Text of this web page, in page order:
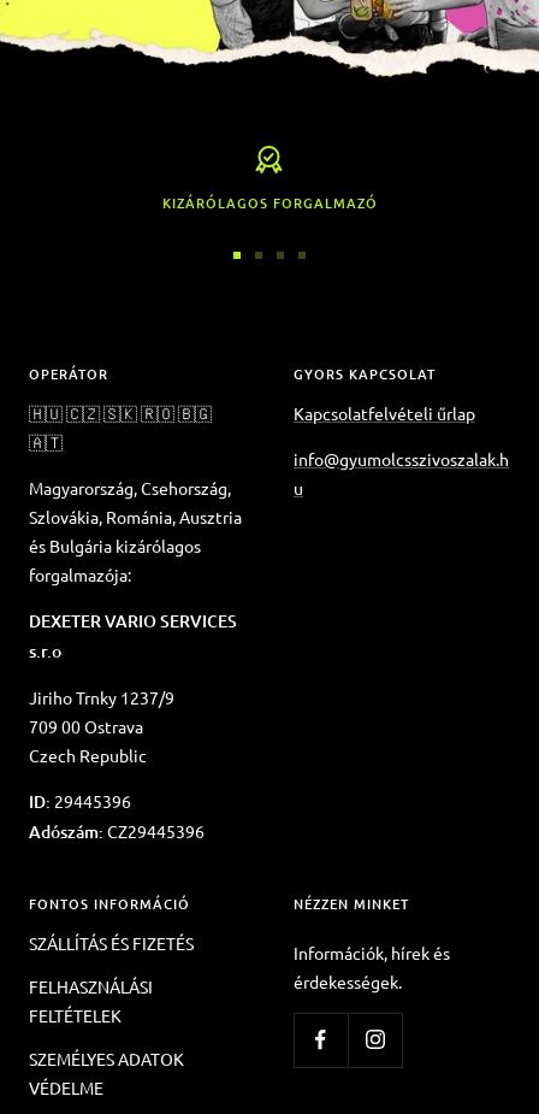
KIZÁRÓLAGOS FORGALMAZÓ
OPERÁTOR
🇭🇺 🇨🇿 🇸🇰 🇷🇴 🇧🇬
🇦🇹
Magyarország, Csehország,
Szlovákia, Románia, Ausztria
és Bulgária kizárólagos
forgalmazója:
DEXETER VARIO SERVICES
s.r.o
Jiriho Trnky 1237/9
709 00 Ostrava
Czech Republic
ID: 29445396
Adószám: CZ29445396
GYORS KAPCSOLAT
Kapcsolatfelvételi űrlap
info@gyumolcsszivoszalak.h
u
FONTOS INFORMÁCIÓ
SZÁLLÍTÁS ÉS FIZETÉS
FELHASZNÁLÁSI
FELTÉTELEK
SZEMÉLYES ADATOK
VÉDELME
NÉZZEN MINKET
Információk, hírek és
érdekességek.